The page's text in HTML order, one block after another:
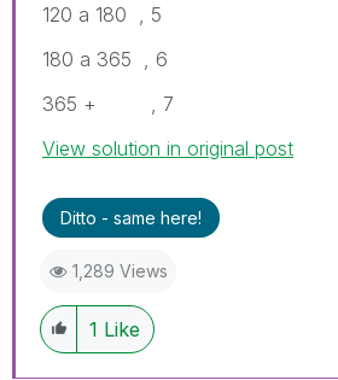
120 a 180 , 5
180 a 365 , 6
365 + , 7
View solution in original post
Ditto - same here!
1,289 Views
1 Like